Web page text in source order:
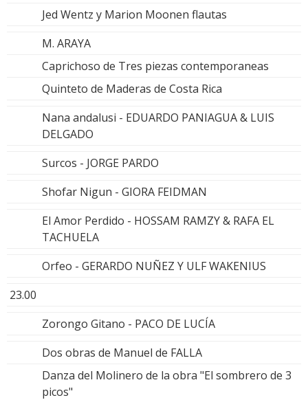
Jed Wentz y Marion Moonen flautas
M. ARAYA
Caprichoso de Tres piezas contemporaneas
Quinteto de Maderas de Costa Rica
Nana andalusi - EDUARDO PANIAGUA & LUIS
DELGADO
Surcos - JORGE PARDO
Shofar Nigun - GIORA FEIDMAN
El Amor Perdido - HOSSAM RAMZY & RAFA EL
TACHUELA
Orfeo - GERARDO NUÑEZ Y ULF WAKENIUS
23.00
Zorongo Gitano - PACO DE LUCÍA
Dos obras de Manuel de FALLA
Danza del Molinero de la obra "El sombrero de 3
picos"